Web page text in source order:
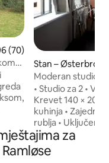
ocjena: 4,96/5,
(70)
Stan – Østerbro
Moderan studio
Østerbroa
• Studio za 2 •
Krevet 140 × 200
kuhinja •
rublja • Uključen je pristup lokalnoj
teretani •
Smart TV •
krevetić je
za